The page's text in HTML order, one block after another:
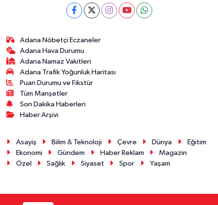
Adana Nöbetçi Eczaneler
Adana Hava Durumu
Adana Namaz Vakitleri
Adana Trafik Yoğunluk Haritası
Puan Durumu ve Fikstür
Tüm Manşetler
Son Dakika Haberleri
Haber Arşivi
Asayiş Bilim & Teknoloji Çevre Dünya
Eğitim
Ekonomi
Gündem Haber Reklam
Magazin
Özel
Sağlık Siyaset Spor Yaşam